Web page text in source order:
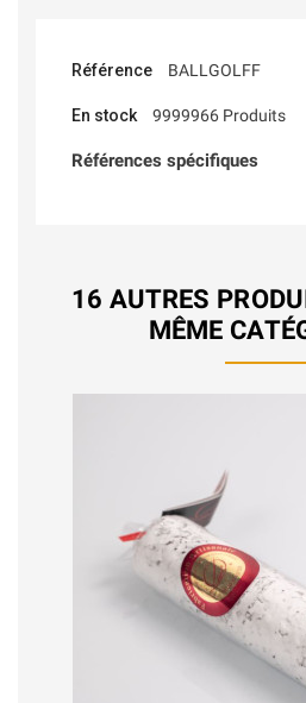
Référence BALLGOLFF
En stock 9999966 Produits
Références spécifiques
16 AUTRES
MÊME